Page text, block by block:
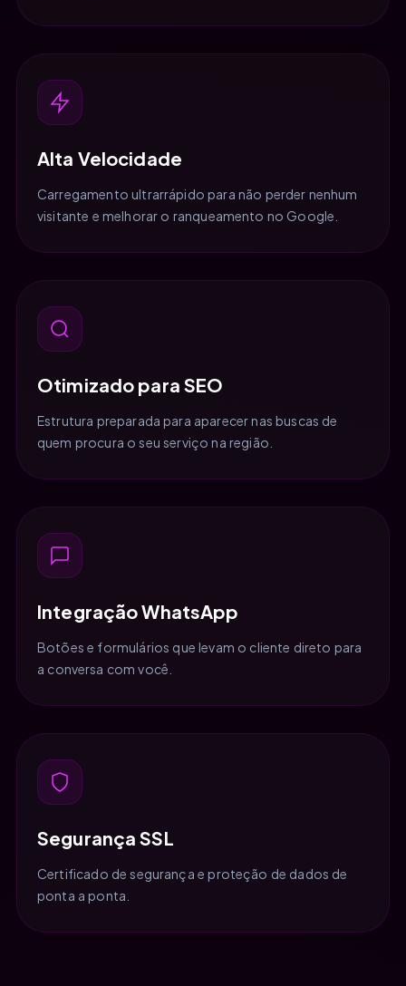
Alta Velocidade
Carregamento ultrarrápido para não perder nenhum
visitante e melhorar o ranqueamento no Google.
Otimizado para SEO
Estrutura preparada para aparecer nas buscas de
quem procura o seu serviço na região.
Integração WhatsApp
Botões e formulários que levam o cliente direto para
a conversa com você.
Segurança SSL
Certificado de segurança e proteção de dados de
ponta a ponta.